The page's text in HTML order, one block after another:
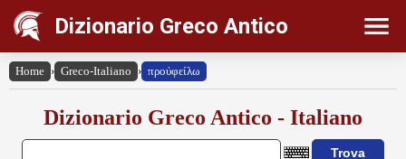
Dizionario Greco Antico
Home › Greco-Italiano › προὐφείλω
Dizionario Greco Antico - Italiano